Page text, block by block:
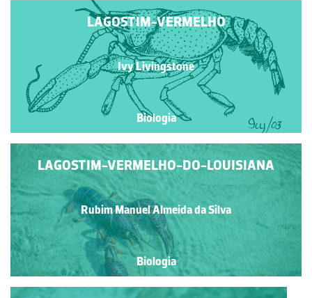
LAGOSTIM-VERMELHO
Ivy Livingstone
Biologia
LAGOSTIM-VERMELHO-DO-LOUISIANA
Rubim Manuel Almeida da Silva
Biologia